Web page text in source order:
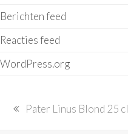
Berichten feed
Reacties feed
WordPress.org
previous
Pater Linus Blond 25 cl